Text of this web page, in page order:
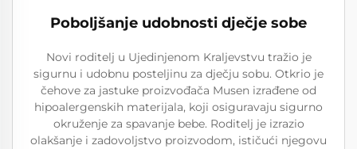
Poboljšanje udobnosti dječje sobe
Novi roditelj u Ujedinjenom Kraljevstvu tražio je
sigurnu i udobnu posteljinu za dječju sobu. Otkrio je
čehove za jastuke proizvođača Musen izrađene od
hipoalergenskih materijala, koji osiguravaju sigurno
okruženje za spavanje bebe. Roditelj je izrazio
olakšanje i zadovoljstvo proizvodom, ističući njegovu